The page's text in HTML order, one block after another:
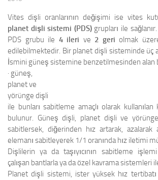
Vites dişli oranlarının değişimi ise vites
planet dişli sistemi (PDS)grupları ile
PDS grubu ile 4 ileri ve 2 geri olmak
edilebilmektedir. Bir planet dişli sisteminde üç
İsmini güneş sistemine benzetilmesinden alan
· güneş,
planet ve
yörünge dişli
ile bunları sabitleme amaçlı olarak kullanılan
bulunur. Güneş dişli, planet dişli ve
sabitlersek, diğerinden hız artarak, azalarak
elemanı sabitleyerek 1/1 oranında hız iletimi
Dişlilerin ya da taşıyıcının sabitleme işlemi
çalışan bantlarla ya da özel kavrama sistemleri
Planet dişli sistemi, ister yüksek hız